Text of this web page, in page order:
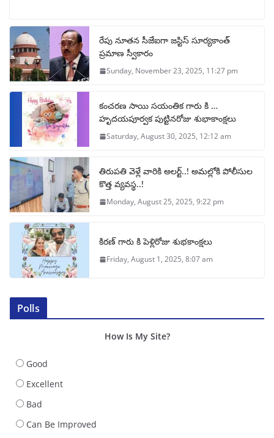
రేపు నూతన సీజేఐగా జస్టిస్ సూర్యకాంత్
ప్రమాణ స్వీకారం
Sunday, November 23, 2025, 11:27 pm
కంచరణ సాయి సయంతిక గారు కి …
హృదయపూర్వక పుట్టినరోజు శుభాకాంక్షలు
Saturday, August 30, 2025, 12:12 am
తిరుపతి వెళ్లే వారికి అలర్ట్..! అమల్లోకి పోలీసుల
కొత్త వ్యవస్థ..!
Monday, August 25, 2025, 9:22 pm
కిరణ్ గారు కి పెళ్లిరోజు శుభకాంక్షలు
Friday, August 1, 2025, 8:07 am
Polls
How Is My Site?
Good
Excellent
Bad
Can Be Improved